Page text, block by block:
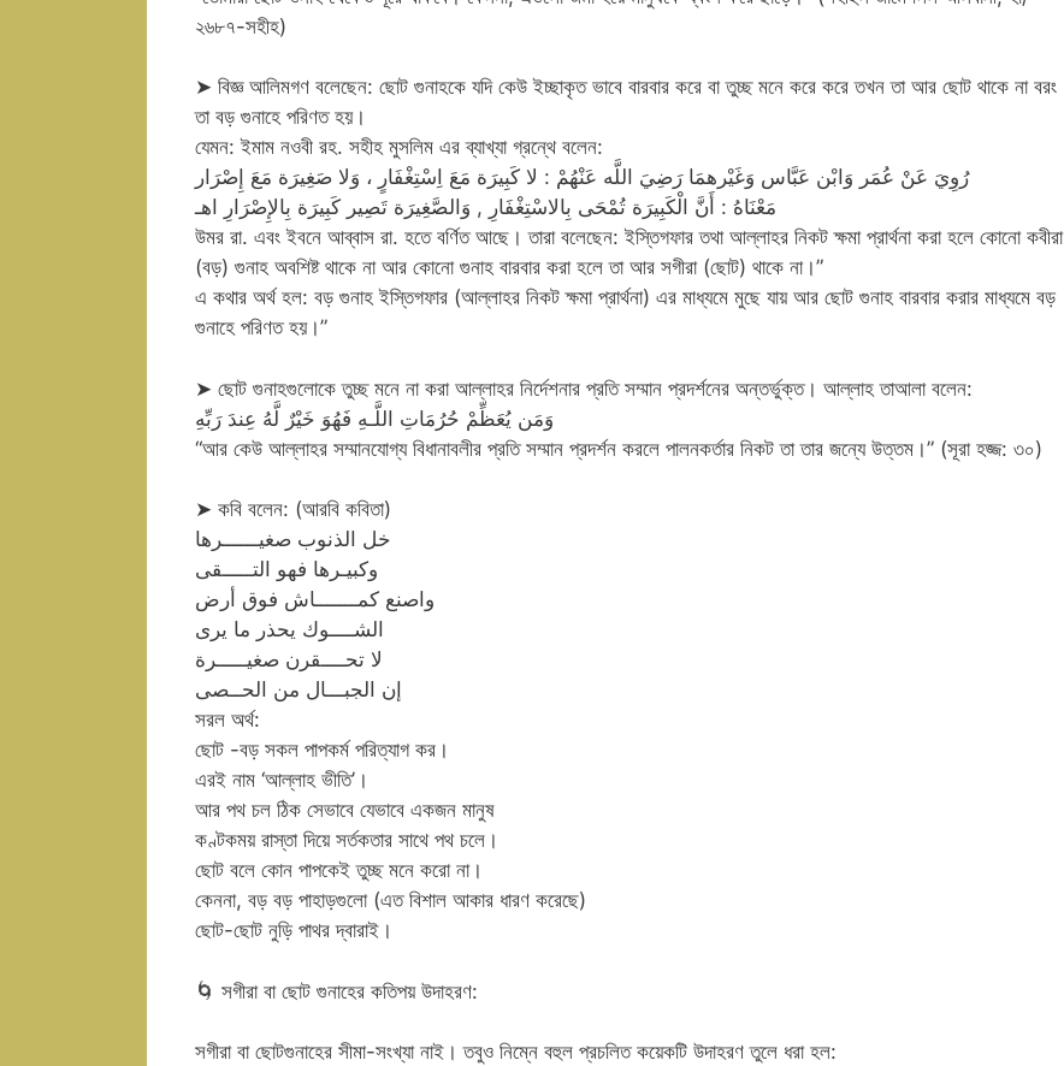
২৬৮৭-সহীহ)
➤ বিজ্ঞ আলিমগণ বলেছেন: ছোট গুনাহকে যদি কেউ ইচ্ছাকৃত ভাবে বারবার করে বা তুচ্ছ মনে করে করে তখন তা আর ছোট থাকে না বরং
তা বড় গুনাহে পরিণত হয়।
যেমন: ইমাম নওবী রহ. সহীহ মুসলিম এর ব্যাখ্যা গ্রন্থে বলেন:
رُوِيَ عَنْ عُمَر وَابْن عَبَّاس وَغَيْرهمَا رَضِيَ اللَّه عَنْهُمْ : لا كَبِيرَة مَعَ اِسْتِغْفَارٍ ، وَلا صَغِيرَة مَعَ إِصْرَار
مَعْنَاهُ : أَنَّ الْكَبِيرَة تُمْحَى بِالاسْتِغْفَارِ , وَالصَّغِيرَة تَصِير كَبِيرَة بِالإِصْرَارِ اهـ
উমর রা. এবং ইবনে আব্বাস রা. হতে বর্ণিত আছে। তারা বলেছেন: ইস্তিগফার তথা আল্লাহর নিকট ক্ষমা প্রার্থনা করা হলে কোনো কবীরা
(বড়) গুনাহ অবশিষ্ট থাকে না আর কোনো গুনাহ বারবার করা হলে তা আর সগীরা (ছোট) থাকে না।”
এ কথার অর্থ হল: বড় গুনাহ ইস্তিগফার (আল্লাহর নিকট ক্ষমা প্রার্থনা) এর মাধ্যমে মুছে যায় আর ছোট গুনাহ বারবার করার মাধ্যমে বড়
গুনাহে পরিণত হয়।”
➤ ছোট গুনাহগুলোকে তুচ্ছ মনে না করা আল্লাহর নির্দেশনার প্রতি সম্মান প্রদর্শনের অন্তর্ভুক্ত। আল্লাহ তাআলা বলেন:
وَمَن يُعَظِّمْ حُرُمَاتِ اللَّـهِ فَهُوَ خَيْرٌ لَّهُ عِندَ رَبِّهِ
“আর কেউ আল্লাহর সম্মানযোগ্য বিধানাবলীর প্রতি সম্মান প্রদর্শন করলে পালনকর্তার নিকট তা তার জন্যে উত্তম।” (সূরা হজ্জ: ৩০)
➤ কবি বলেন: (আরবি কবিতা)
خل الذنوب صغيــــــرها
وكبيـرها فهو التـــــقى
واصنع كمـــــــاش فوق أرض
الشــــوك يحذر ما يرى
لا تحــــقرن صغيـــــرة
إن الجبـــال من الحــصى
সরল অর্থ:
ছোট -বড় সকল পাপকর্ম পরিত্যাগ কর।
এরই নাম ‘আল্লাহ ভীতি’।
আর পথ চল ঠিক সেভাবে যেভাবে একজন মানুষ
কণ্টকময় রাস্তা দিয়ে সর্তকতার সাথে পথ চলে।
ছোট বলে কোন পাপকেই তুচ্ছ মনে করো না।
কেননা, বড় বড় পাহাড়গুলো (এত বিশাল আকার ধারণ করেছে)
ছোট-ছোট নুড়ি পাথর দ্বারাই।
🌀 সগীরা বা ছোট গুনাহের কতিপয় উদাহরণ:
সগীরা বা ছোটগুনাহের সীমা-সংখ্যা নাই। তবুও নিম্নে বহুল প্রচলিত কয়েকটি উদাহরণ তুলে ধরা হল: